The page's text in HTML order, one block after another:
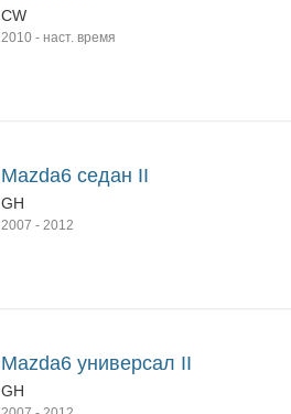
CW
2010 - наст. время
Mazda6 седан II
GH
2007 - 2012
Mazda6 универсал II
GH